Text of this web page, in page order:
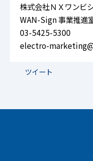
株式会社ＮＸワンビ
WAN-Sign 事業推進
03-5425-5300
electro-
ツイート